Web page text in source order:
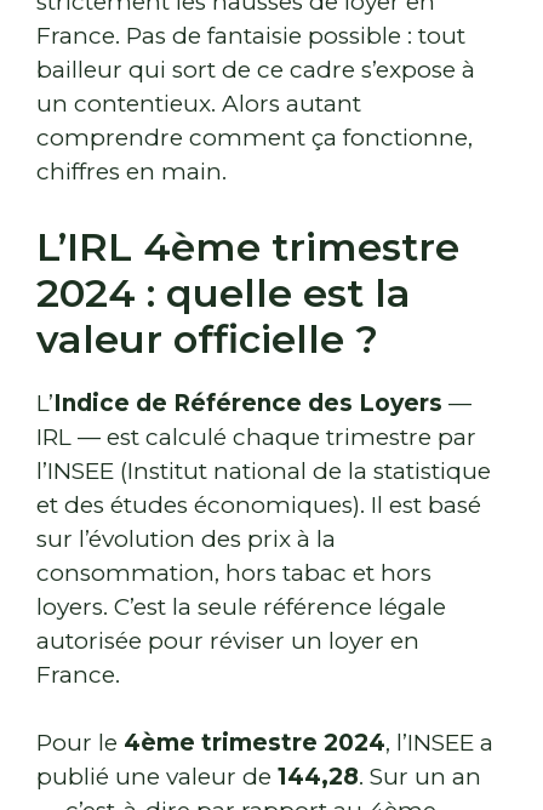
France. Pas de fantaisie possible : tout
bailleur qui sort de ce cadre s’expose à
un contentieux. Alors autant
comprendre comment ça fonctionne,
chiffres en main.
L’IRL 4ème trimestre
2024 : quelle est la
valeur officielle ?
L’Indice de Référence des Loyers —
IRL — est calculé chaque trimestre par
l’INSEE (Institut national de la statistique
et des études économiques). Il est basé
sur l’évolution des prix à la
consommation, hors tabac et hors
loyers. C’est la seule référence légale
autorisée pour réviser un loyer en
France.
Pour le 4ème trimestre 2024, l’INSEE a
publié une valeur de 144,28. Sur un an